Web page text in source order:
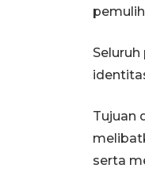
Tujuan
serta